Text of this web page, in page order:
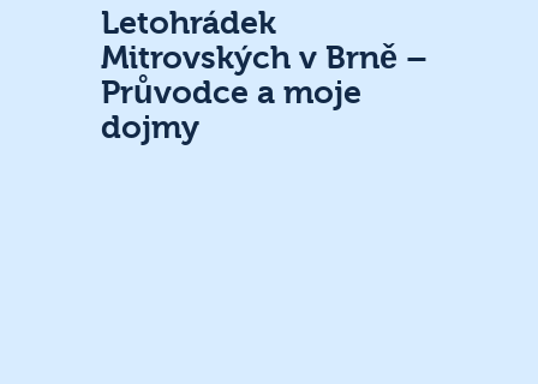
Letohrádek
Mitrovských v Brně –
Průvodce a moje
dojmy